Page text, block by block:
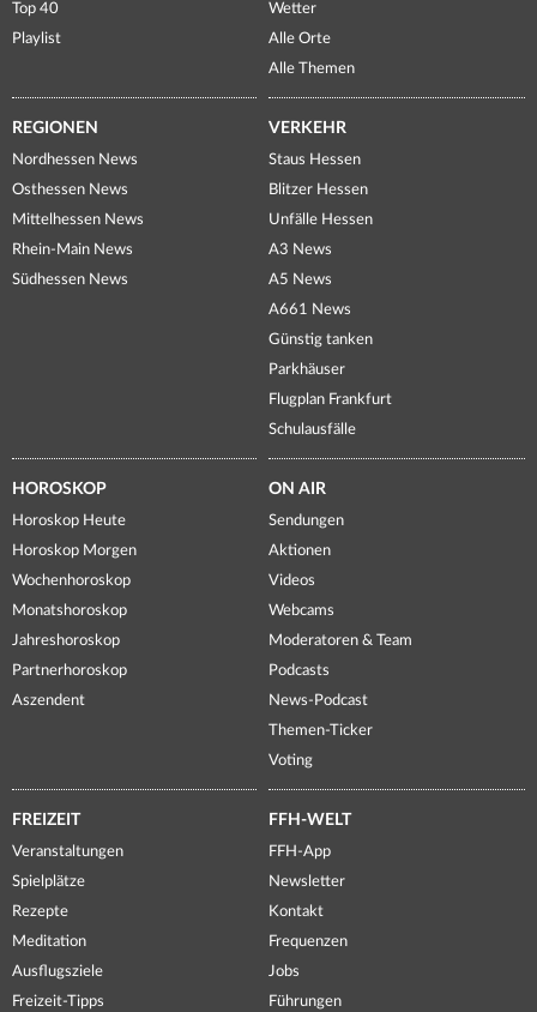
Top 40
Playlist
Wetter
Alle Orte
Alle Themen
REGIONEN
Nordhessen News
Osthessen News
Mittelhessen News
Rhein-Main News
Südhessen News
VERKEHR
Staus Hessen
Blitzer Hessen
Unfälle Hessen
A3 News
A5 News
A661 News
Günstig tanken
Parkhäuser
Flugplan Frankfurt
Schulausfälle
HOROSKOP
Horoskop Heute
Horoskop Morgen
Wochenhoroskop
Monatshoroskop
Jahreshoroskop
Partnerhoroskop
Aszendent
ON AIR
Sendungen
Aktionen
Videos
Webcams
Moderatoren & Team
Podcasts
News-Podcast
Themen-Ticker
Voting
FREIZEIT
Veranstaltungen
Spielplätze
Rezepte
Meditation
Ausflugsziele
Freizeit-Tipps
FFH-WELT
FFH-App
Newsletter
Kontakt
Frequenzen
Jobs
Führungen